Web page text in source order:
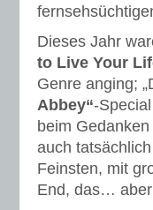
Dieses Jahr
to Live Your
Genre anging;
Abbey“-
beim
auch
Feinsten, mit
End, das…